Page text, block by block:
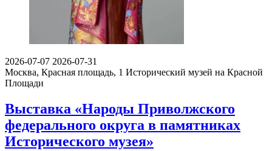
2026-07-07 2026-07-31
Москва, Красная площадь, 1 Исторический музей на Красной
Площади
Выставка «Народы Приволжского
федерального округа в памятниках
Исторического музея»